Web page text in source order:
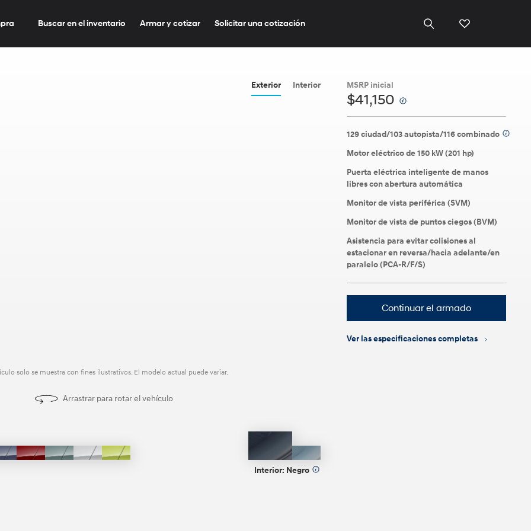
Buscar en el inventario Armar y cotizar Solicitar una cotización
Exterior Interior
solo se muestra con fines ilustrativos. El modelo actual puede variar.
Arrastrar para rotar el vehículo
Meta UltimateMirageAtlas
Neoteric
Negro
Sage
Green
Interior: Negro
MSRP inicial
$41,150
129 ciudad/103 autopista/116 combinado
Motor eléctrico de 150 kW (201 hp)
Puerta eléctrica inteligente de manos
libres con abertura automática
Monitor de vista periférica (SVM)
Monitor de vista de puntos ciegos (BVM)
Asistencia para evitar colisiones al
estacionar en reversa/hacia adelante/en
paralelo (PCA-R/F/S)
Continuar el armado
Ver las especificaciones completas